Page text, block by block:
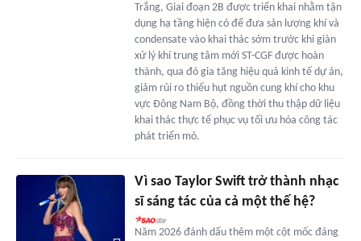
Trắng, Giai đoạn 2B được triển khai nhằm tận
dụng hạ tầng hiện có để đưa sản lượng khí và
condensate vào khai thác sớm trước khi giàn
xử lý khí trung tâm mới ST-CGF được hoàn
thành, qua đó gia tăng hiệu quả kinh tế dự án,
giảm rủi ro thiếu hụt nguồn cung khí cho khu
vực Đông Nam Bộ, đồng thời thu thập dữ liệu
khai thác thực tế phục vụ tối ưu hóa công tác
phát triển mỏ.
Vì sao Taylor Swift trở thành nhạc
sĩ sáng tác của cả một thế hệ?
Năm 2026 đánh dấu thêm một cột mốc đáng